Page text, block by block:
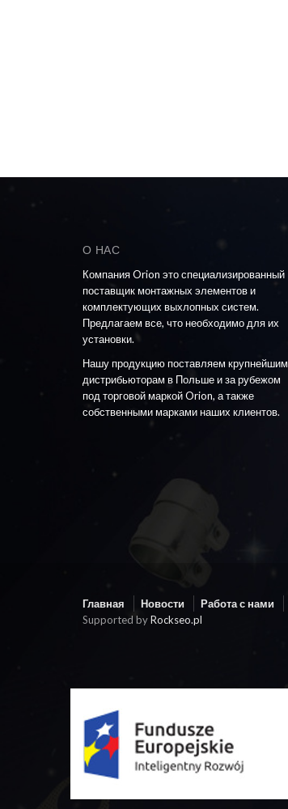
О НАС
Компания Orion это специализированный
поставщик монтажных элементов и
комплектующих выхлопных систем.
Предлагаем все, что необходимо для их
установки.
Нашу продукцию поставляем крупнейшим
дистрибьюторам в Польше и за рубежом
под торговой маркой Orion, а также
собственными марками наших клиентов.
Главная Новости Работа с нами
Supported byRockseo.pl